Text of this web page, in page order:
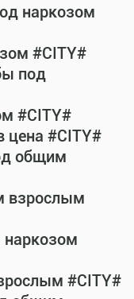
наркозом
#CITY#
под
#CITY#
цена #CITY#
общим
взрослым
наркозом
#CITY#